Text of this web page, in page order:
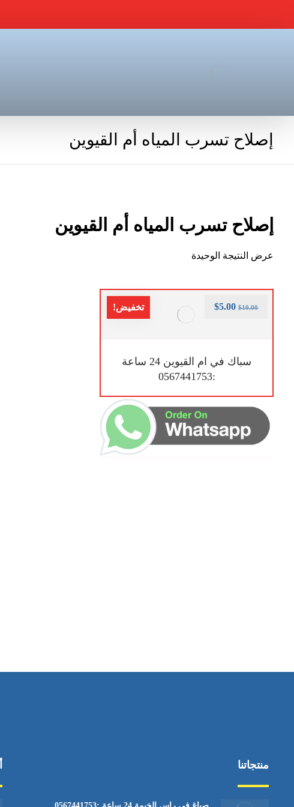
إصلاح تسرب المياه أم القيوين
إصلاح تسرب المياه أم القيوين
عرض النتيجة الوحيدة
تخفيض!
سباك في ام القيوين 24 ساعة
:0567441753
$10.00
$5.00
منتجاتنا